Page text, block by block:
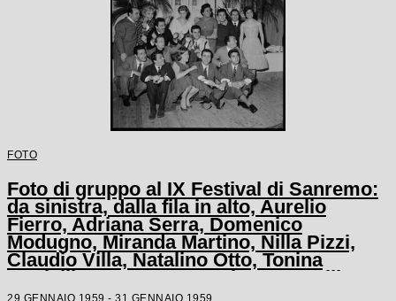
FOTO
Foto di gruppo al IX Festival di Sanremo:
da sinistra, dalla fila in alto, Aurelio
Fierro, Adriana Serra, Domenico
Modugno, Miranda Martino, Nilla Pizzi,
Claudio Villa, Natalino Otto, Tonina
Torrielli, Arturo Testa, Johnny Dorelli,
Anna D'Amico, Teddy Reno, Gino Latilla,
29 GENNAIO 1959 - 31 GENNAIO 1959